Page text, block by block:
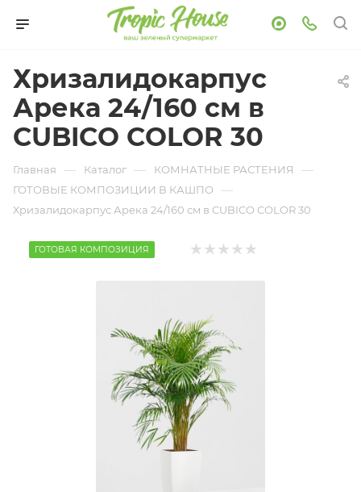
Хризалидокарпус
Арека 24/160 см в
CUBICO COLOR 30
Главная — Каталог — КОМНАТНЫЕ РАСТЕНИЯ —
ГОТОВЫЕ КОМПОЗИЦИИ В КАШПО —
Хризалидокарпус Арека 24/160 см в CUBICO COLOR 30
ГОТОВАЯ КОМПОЗИЦИЯ